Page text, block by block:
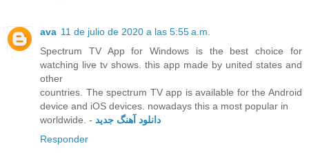
ava 11 de julio de 2020 a las 5:55 a.m.
Spectrum TV App for Windows is the best choice for
watching live tv shows. this app made by united states and
other
countries. The spectrum TV app is available for the Android
device and iOS devices. nowadays this a most popular in
worldwide. - دانلود آهنگ جدید
Responder